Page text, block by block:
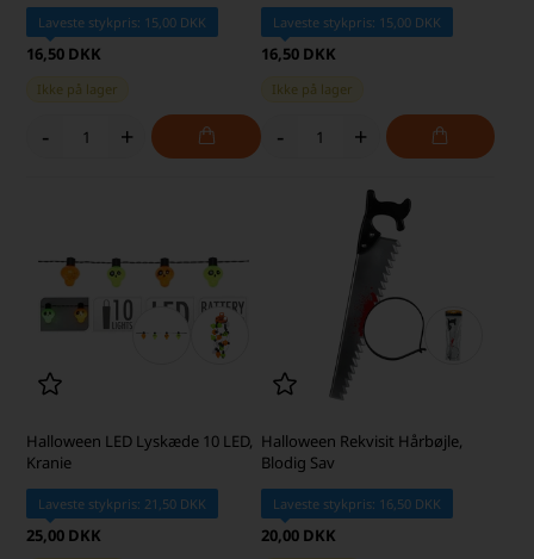
Laveste stykpris: 15,00 DKK
16,50 DKK
Ikke på lager
- +
Laveste stykpris: 15,00 DKK
16,50 DKK
Ikke på lager
- +
Halloween LED Lyskæde 10 LED,
Kranie
Laveste stykpris: 21,50 DKK
25,00 DKK
Halloween Rekvisit Hårbøjle,
Blodig Sav
Laveste stykpris: 16,50 DKK
20,00 DKK